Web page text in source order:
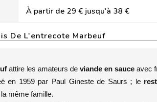
À partir de 29 € jusqu'à 38 €
De L'entrecote Marbeuf
attire les amateurs de viande en sauce avec
en 1959 par Paul Gineste de Saurs ; le
même famille.